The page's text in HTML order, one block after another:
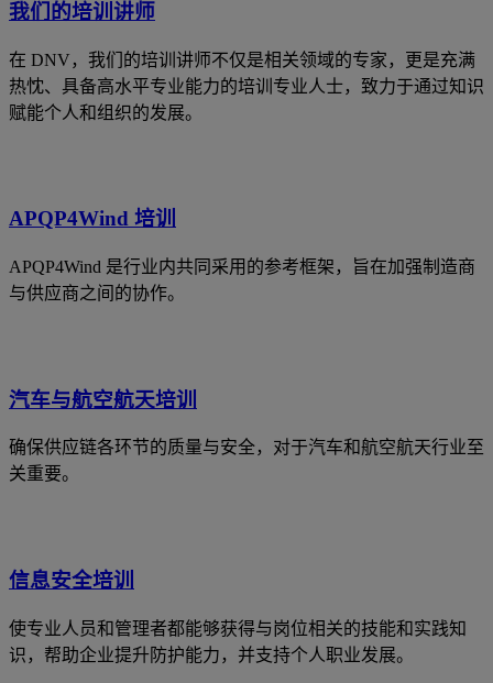
我们的培训讲师
在 DNV，我们的培训讲师不仅是相关领域的专家，更是充满
热忱、具备高水平专业能力的培训专业人士，致力于通过知识
赋能个人和组织的发展。
APQP4Wind 培训
APQP4Wind 是行业内共同采用的参考框架，旨在加强制造商
与供应商之间的协作。
汽车与航空航天培训
确保供应链各环节的质量与安全，对于汽车和航空航天行业至
关重要。
信息安全培训
使专业人员和管理者都能够获得与岗位相关的技能和实践知
识，帮助企业提升防护能力，并支持个人职业发展。